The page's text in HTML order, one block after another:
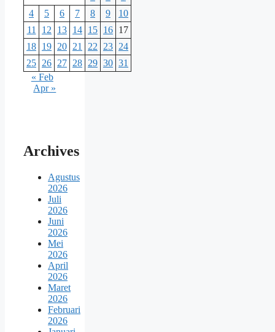
4
5 6 7 8 9
10
11
12 13 14 15 16 17
18 19 20 21 22 23 24
25 26 27 28 29 30 31
« Feb
Apr »
Archives
Agustus
2026
Juli
2026
Juni
2026
Mei
2026
April
2026
Maret
2026
Februari
2026